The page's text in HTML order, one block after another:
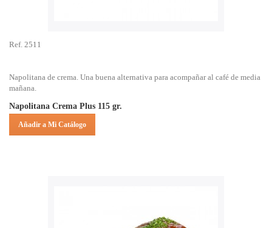
Ref. 2511
Napolitana de crema. Una buena alternativa para acompañar al café de media
mañana.
Napolitana Crema Plus 115 gr.
Añadir a Mi Catálogo